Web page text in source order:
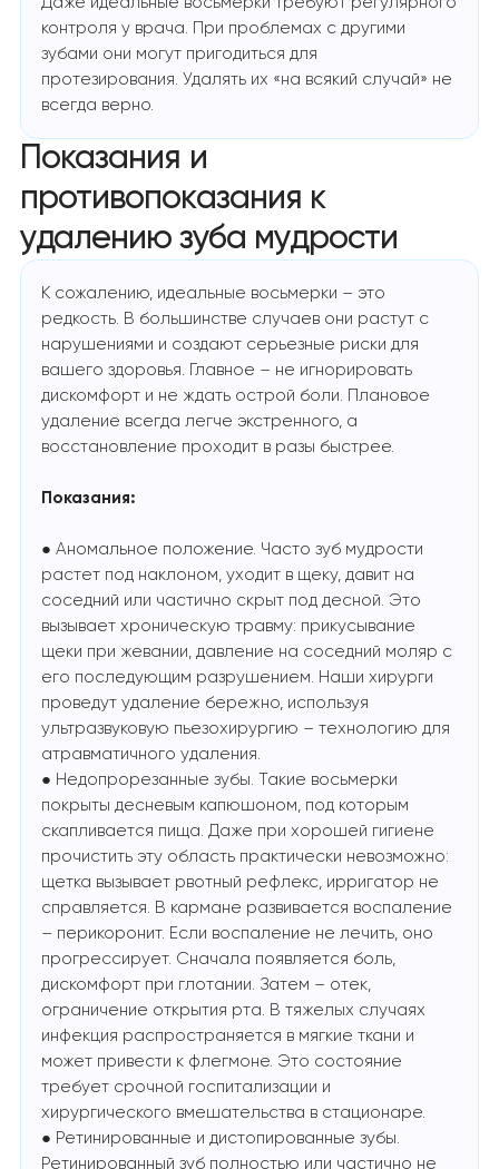
контроля у врача. При проблемах с другими
зубами они могут пригодиться для
протезирования. Удалять их «на всякий случай» не
всегда верно.
Показания и
противопоказания к
удалению зуба мудрости
К сожалению, идеальные восьмерки – это
редкость. В большинстве случаев они растут с
нарушениями и создают серьезные риски для
вашего здоровья. Главное – не игнорировать
дискомфорт и не ждать острой боли. Плановое
удаление всегда легче экстренного, а
восстановление проходит в разы быстрее.
Показания:
● Аномальное положение. Часто зуб мудрости
растет под наклоном, уходит в щеку, давит на
соседний или частично скрыт под десной. Это
вызывает хроническую травму: прикусывание
щеки при жевании, давление на соседний моляр с
его последующим разрушением. Наши хирурги
проведут удаление бережно, используя
ультразвуковую пьезохирургию – технологию для
атравматичного удаления.
● Недопрорезанные зубы. Такие восьмерки
покрыты десневым капюшоном, под которым
скапливается пища. Даже при хорошей гигиене
прочистить эту область практически невозможно:
щетка вызывает рвотный рефлекс, ирригатор не
справляется. В кармане развивается воспаление
– перикоронит. Если воспаление не лечить, оно
прогрессирует. Сначала появляется боль,
дискомфорт при глотании. Затем – отек,
ограничение открытия рта. В тяжелых случаях
инфекция распространяется в мягкие ткани и
может привести к флегмоне. Это состояние
требует срочной госпитализации и
хирургического вмешательства в стационаре.
● Ретинированные и дистопированные зубы.
Ретинированный зуб полностью или частично не